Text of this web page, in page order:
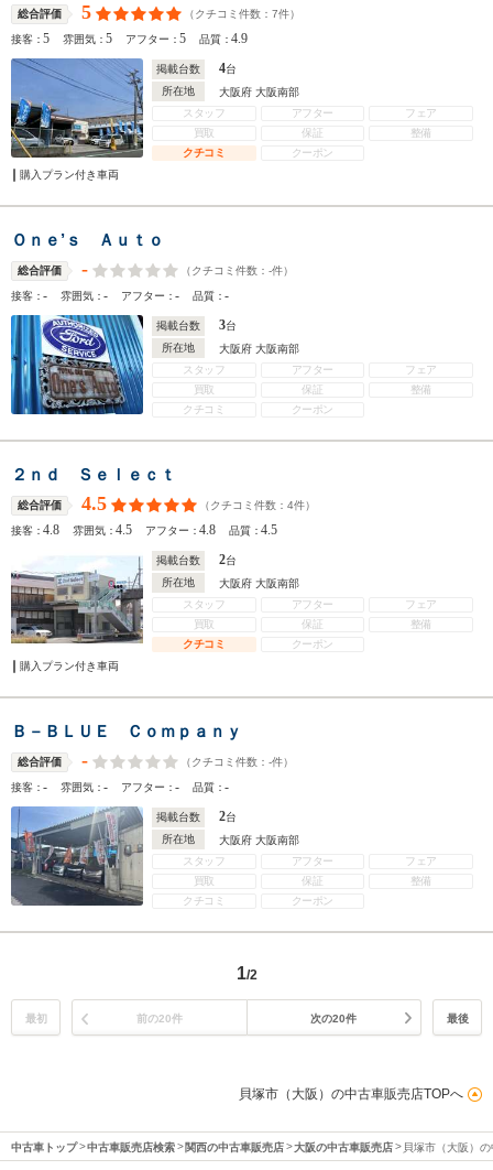
総合評価 5 （クチコミ件数： 7件）
接客：5 雰囲気：5 アフター：5 品質：4.9
掲載台数 4台
所在地
大阪府 大阪南部
スタッフ
アフター
フェア
買取
保証
整備
クチコミ
クーポン
購入プラン付き車両
Ｏｎｅ’ｓ Ａｕｔｏ
総合評価 - （クチコミ件数： -件）
接客：- 雰囲気：- アフター：- 品質：-
掲載台数 3台
所在地
大阪府 大阪南部
スタッフ
アフター
フェア
買取
保証
整備
クチコミ
クーポン
２ｎｄ Ｓｅｌｅｃｔ
総合評価 4.5 （クチコミ件数： 4件）
接客：4.8 雰囲気：4.5 アフター：4.8 品質：4.5
掲載台数 2台
所在地
大阪府 大阪南部
スタッフ
アフター
フェア
買取
保証
整備
クチコミ
クーポン
購入プラン付き車両
Ｂ－ＢＬＵＥ Ｃｏｍｐａｎｙ
総合評価 - （クチコミ件数： -件）
接客：- 雰囲気：- アフター：- 品質：-
掲載台数 2台
所在地
大阪府 大阪南部
スタッフ
アフター
フェア
買取
保証
整備
クチコミ
クーポン
1/2
最初 前の20件 次の20件 最後
貝塚市（大阪）の中古車販売店TOPへ
中古車トップ 中古車販売店検索 関西の中古車販売店 大阪の中古車販売店 貝塚市（大阪）